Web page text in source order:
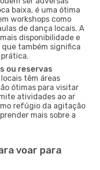
baixa, é uma ótima
workshops como
de dança locais. A
disponibilidade e
que também significa
ou reservas
têm áreas
ótimas para visitar
atividades ao ar
refúgio da agitação
mais sobre a
voar para